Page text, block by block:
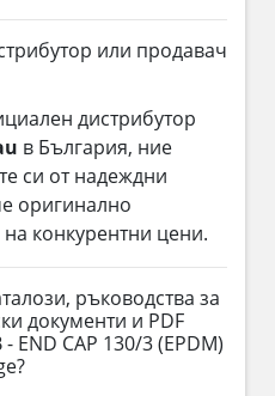
или продавач
дистрибутор
в България, ние
си от надеждни
оригинално
на конкурентни цени.
ръководства за
документи и PDF
END CAP 130/3 (EPDM)